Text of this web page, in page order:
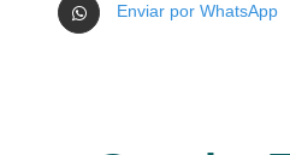
Enviar por WhatsApp